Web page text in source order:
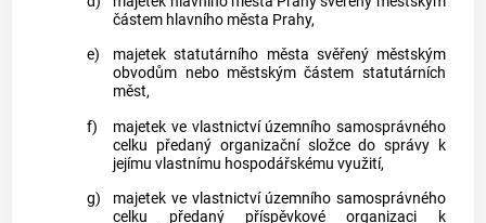
částem hlavního města Prahy,
e)
majetek statutárního města svěřený městským
obvodům nebo městským částem statutárních
měst,
f)
majetek ve vlastnictví územního samosprávného
celku předaný organizační složce do správy k
jejímu vlastnímu hospodářskému využití,
g)
majetek ve vlastnictví územního samosprávného
celku předaný příspěvkové organizaci k